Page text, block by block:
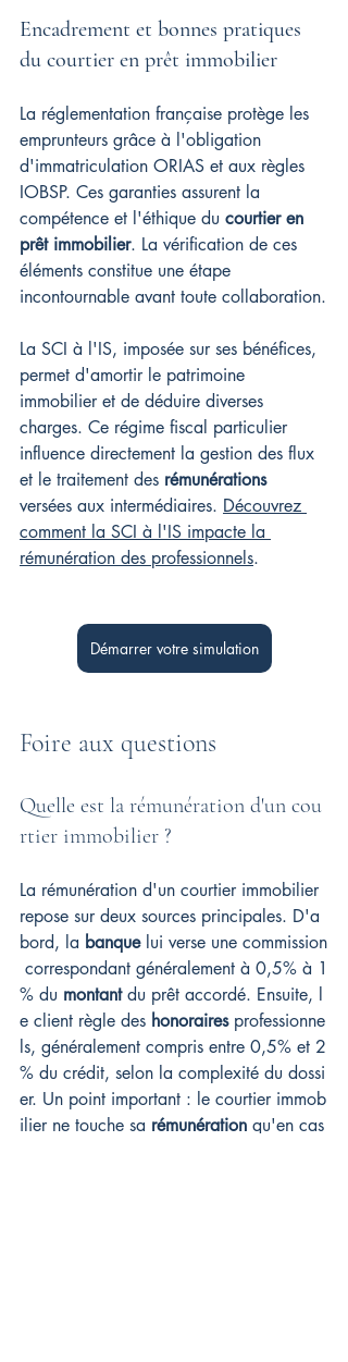
Encadrement et bonnes pratiques
du courtier en prêt immobilier
La réglementation française protège les
emprunteurs grâce à l'obligation
d'immatriculation ORIAS et aux règles
IOBSP. Ces garanties assurent la
compétence et l'éthique du courtier en
prêt immobilier. La vérification de ces
éléments constitue une étape
incontournable avant toute collaboration.
La SCI à l'IS, imposée sur ses bénéfices,
permet d'amortir le patrimoine
immobilier et de déduire diverses
charges. Ce régime fiscal particulier
influence directement la gestion des flux
et le traitement des rémunérations
versées aux intermédiaires. Découvrez
comment la SCI à l'IS impacte la
rémunération des professionnels.
Démarrer votre simulation
Foire aux questions
Quelle est la rémunération d'un cou
rtier immobilier ?
La rémunération d'un courtier immobilier
repose sur deux sources principales. D'a
bord, la banque lui verse une commission
correspondant généralement à 0,5% à 1
% du montant du prêt accordé. Ensuite, l
e client règle des honoraires professionne
ls, généralement compris entre 0,5% et 2
% du crédit, selon la complexité du dossi
er. Un point important : le courtier immob
ilier ne touche sa rémunération qu'en cas